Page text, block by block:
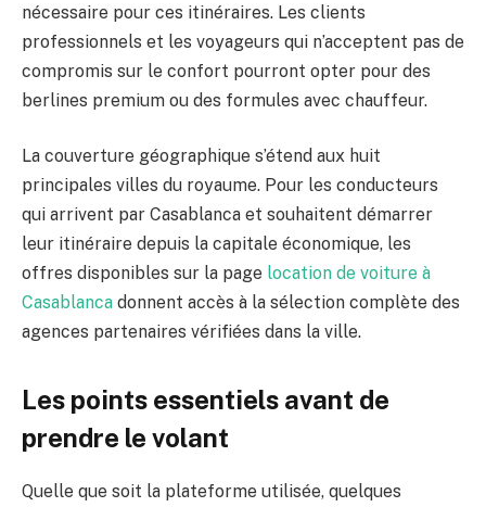
nécessaire pour ces itinéraires. Les clients
professionnels et les voyageurs qui n’acceptent pas de
compromis sur le confort pourront opter pour des
berlines premium ou des formules avec chauffeur.
La couverture géographique s’étend aux huit
principales villes du royaume. Pour les conducteurs
qui arrivent par Casablanca et souhaitent démarrer
leur itinéraire depuis la capitale économique, les
offres disponibles sur la page location de voiture à
Casablanca donnent accès à la sélection complète des
agences partenaires vérifiées dans la ville.
Les points essentiels avant de
prendre le volant
Quelle que soit la plateforme utilisée, quelques